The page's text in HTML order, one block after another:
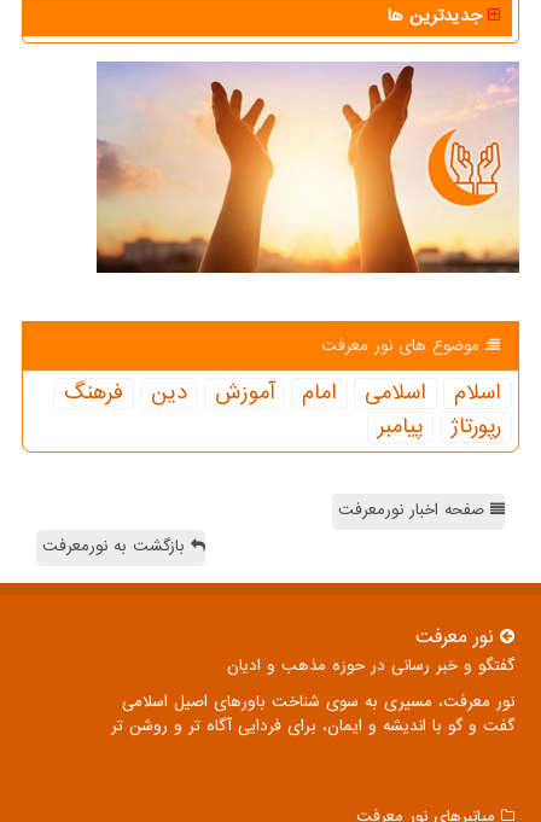
جدیدترین ها
موضوع های نور معرفت
اسلام اسلامی امام آموزش دین
فرهنگ
رپورتاژ
پیامبر
صفحه اخبار نورمعرفت
بازگشت به نورمعرفت
نور معرفت
گفتگو و خبر رسانی در حوزه مذهب و ادیان
نور معرفت، مسیری به سوی شناخت باورهای اصیل اسلامی
گفت و گو با اندیشه و ایمان، برای فردایی آگاه تر و روشن تر
میانبرهای نور معرفت